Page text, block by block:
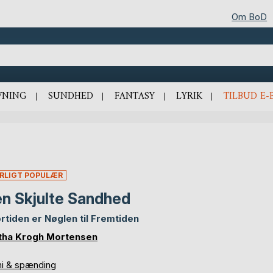
Om BoD
SUNDHED FANTASY LYRIK TILBUD E-
POPULÆR
Skjulte Sandhed
er Nøglen til Fremtiden
Krogh Mortensen
& spænding